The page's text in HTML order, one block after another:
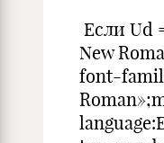
Если Ud
New
font-